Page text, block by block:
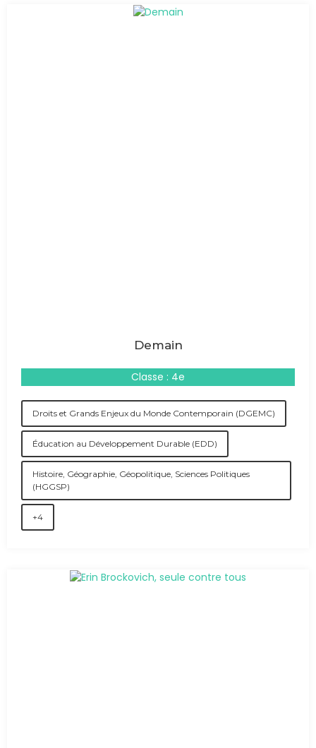
Demain
Classe : 4e
Droits et Grands Enjeux du Monde Contemporain (DGEMC)
Éducation au Développement Durable (EDD)
Histoire, Géographie, Géopolitique, Sciences Politiques
(HGGSP)
+4